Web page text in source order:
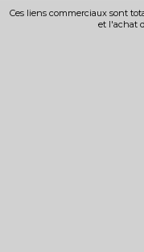
Ces liens commerciaux sont
et l'achat